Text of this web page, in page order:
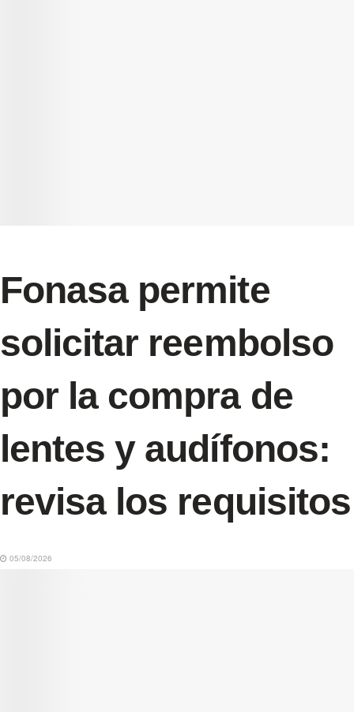
Fonasa permite
solicitar reembolso
por la compra de
lentes y audífonos:
revisa los requisitos
05/08/2026